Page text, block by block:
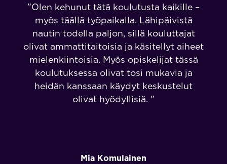
”Olen kehunut tätä koulutusta kaikille –
myös täällä työpaikalla. Lähipäivistä
nautin todella paljon, sillä kouluttajat
olivat ammattitaitoisia ja käsitellyt aiheet
mielenkiintoisia. Myös opiskelijat tässä
koulutuksessa olivat tosi mukavia ja
heidän kanssaan käydyt keskustelut
olivat hyödyllisiä. ”
Mia Komulainen